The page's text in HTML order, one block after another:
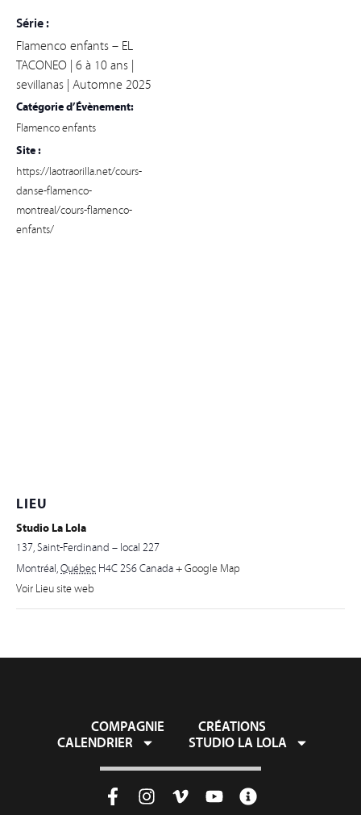
Série :
Flamenco enfants – EL
TACONEO | 6 à 10 ans |
sevillanas | Automne 2025
Catégorie d’Évènement:
Flamenco enfants
Site :
https://laotraorilla.net/cours-
danse-flamenco-
montreal/cours-flamenco-
enfants/
LIEU
Studio La Lola
137, Saint-Ferdinand – local 227
Montréal,Québec H4C 2S6Canada+ Google Map
Voir Lieu site web
COMPAGNIE
CRÉATIONS
CALENDRIER
STUDIO LA LOLA